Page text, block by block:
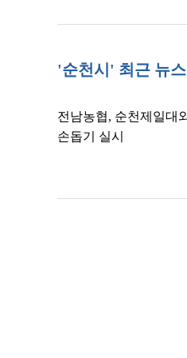
'순천시' 최근 뉴스
전남농협, 순천제일대
손돕기 실시